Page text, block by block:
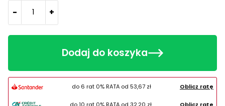
- +
Dodaj do koszyka
do 6 rat 0% RATA od53,67 zł Oblicz ratę